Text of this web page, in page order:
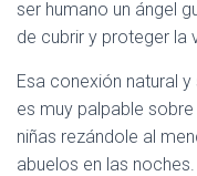
ser humano un ángel
de cubrir y proteger la
Esa conexión natural
es muy palpable
niñas rezándole al
abuelos en las